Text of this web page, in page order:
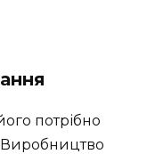
потрібно
Виробництво